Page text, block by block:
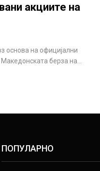
акциите на
основа на официјални
берза на…
ПОПУЛАРНО